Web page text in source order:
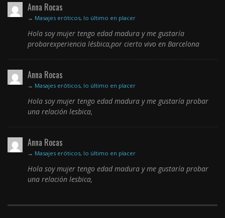
Anna Rocas
→ Masajes eróticos, lo último en placer
Hola soy mujer tengo edad madura y me gustaría
probarexperiencia lésbica,por cierto vivo en Barcelona
Anna Rocas
→ Masajes eróticos, lo último en placer
Hola soy mujer tengo edad madura y me gustaría probar
una relación lesbica,
Anna Rocas
→ Masajes eróticos, lo último en placer
Hola soy mujer tengo edad madura y me gustaría probar
una relación lesbica,